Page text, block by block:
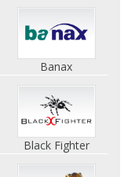
Banax
Black Fighter